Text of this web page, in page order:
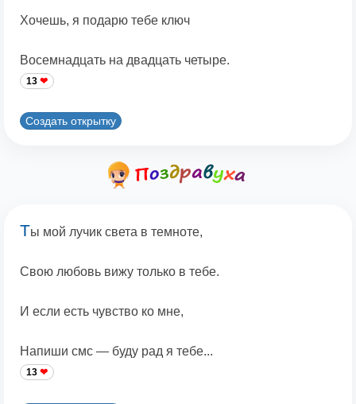
Хочешь, я подарю тебе ключ
Восемнадцать на двадцать четыре.
13
Создать открытку
Ты мой лучик света в темноте,
Свою любовь вижу только в тебе.
И если есть чувство ко мне,
Напиши смс — буду рад я тебе...
13